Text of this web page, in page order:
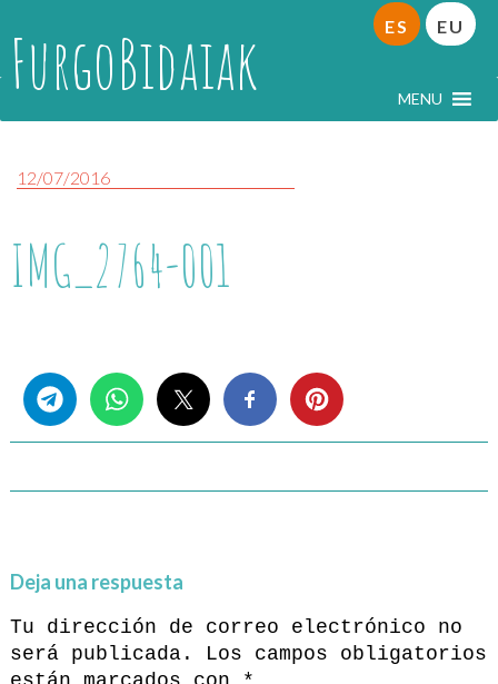
FurgoBidaiak MENU
ES EU
12/07/2016
IMG_2764-001
Deja una respuesta
Tu dirección de correo electrónico no
será publicada.
Los campos obligatorios